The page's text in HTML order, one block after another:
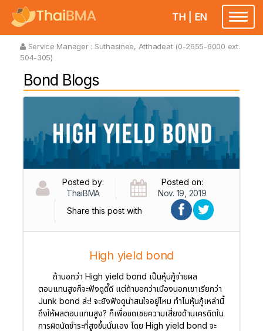
TH EN
Service Manager : Suthasinee, Atthadeat (0-2655-6000 ext.
504-305)
Bond Blogs
Posted by:
ThaiBMA
Posted on:
Nov. 19, 2019
Share this post with
High yield bond
ถ้าบอกว่า High yield bond เป็นหุ้นกู้จ่ายผล
ตอบแทนสูงก็จะฟังดูดี๊ดี แต่ถ้าบอกว่าเมืองนอกเขาเรียกว่า
Junk bond ล่ะ! จะยังฟังดูน่าสนใจอยู่ไหม ทำไมหุ้นกู้เหล่านี้
ถึงให้ผลตอบแทนสูง? ก็เพื่อชดเชยความเสี่ยงด้านเครดิตใน
การผิดนัดชำระที่สูงขึ้นนั่นเอง โดย High yield bond จะ